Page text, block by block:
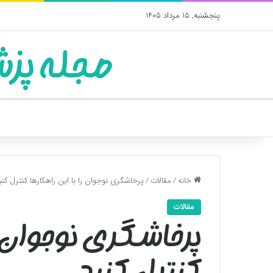
پنجشنبه, 15 مرداد 1405
مجله
خانه/مقالات/پرخاشگری نوجوان را با این راهکار‌ها کنترل
مقالات
پرخاشگری نوجوان